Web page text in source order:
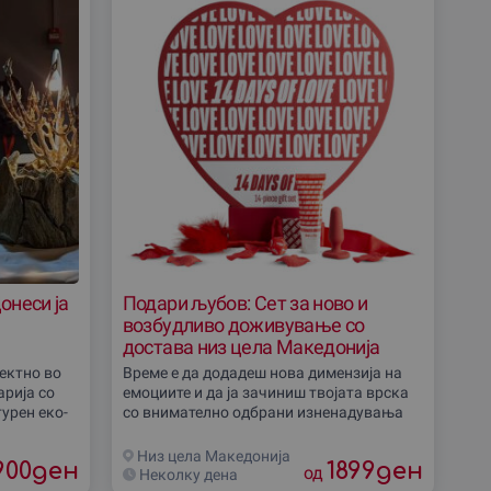
ја
во
со
еко-
ден
Подари љубов: Сет за ново и
возбудливо доживување со
достава низ цела Македонија
Време е да додадеш нова димензија на
емоциите и да ја зачиниш твојата врска
со внимателно одбрани изненадувања
доживување е создадено за оние кои
сакаат да
Низ цела Македониjа
Неколку дена
од 1899ден